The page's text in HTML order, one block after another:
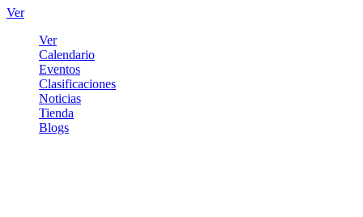
Ver
Ver
Calendario
Eventos
Clasificaciones
Noticias
Tienda
Blogs